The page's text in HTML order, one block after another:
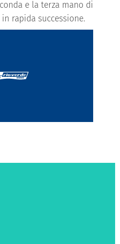
e la terza mano di
rapida successione.